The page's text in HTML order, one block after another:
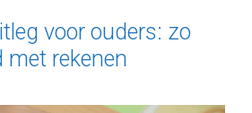
voor ouders: zo
met rekenen